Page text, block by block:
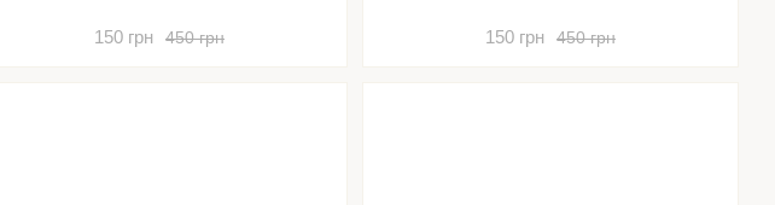
450 грн
150 грн 450 грн
150 грн